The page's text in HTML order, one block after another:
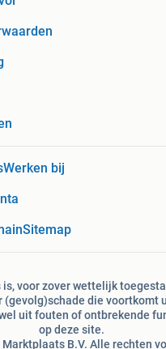
Werken bij
Sitemap
voor zover wettelijk
(gevolg)schade die voortkomt
uit fouten of ontbrekende
op deze site.
B.V. Alle rechten